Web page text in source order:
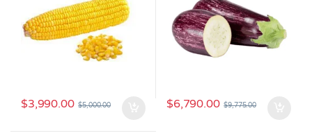
$3,990.00 $5,000.00 $6,790.00 $9,775.00